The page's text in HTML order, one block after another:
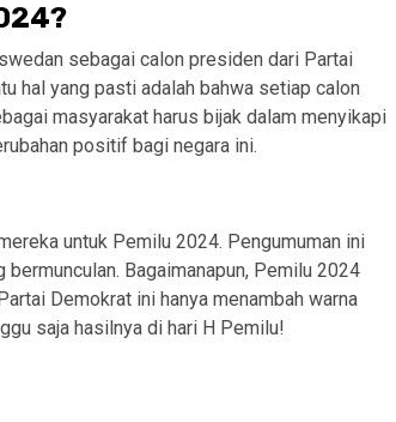
sebagai calon presiden dari Partai
hal yang pasti adalah bahwa setiap calon
masyarakat harus bijak dalam menyikapi
positif bagi negara ini.
untuk Pemilu 2024. Pengumuman ini
Bagaimanapun, Pemilu 2024
Demokrat ini hanya menambah warna
saja hasilnya di hari H Pemilu!